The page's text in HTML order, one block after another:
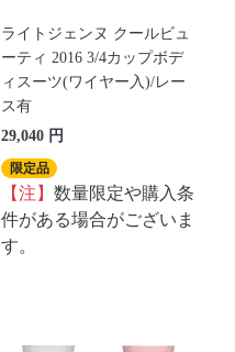
ライトジェンヌ クールビュ
ーティ 2016 3/4カップボデ
ィスーツ(ワイヤー入)/レー
ス有
29,040 円
限定品
【注】数量限定や購入条
件がある場合がございま
す。